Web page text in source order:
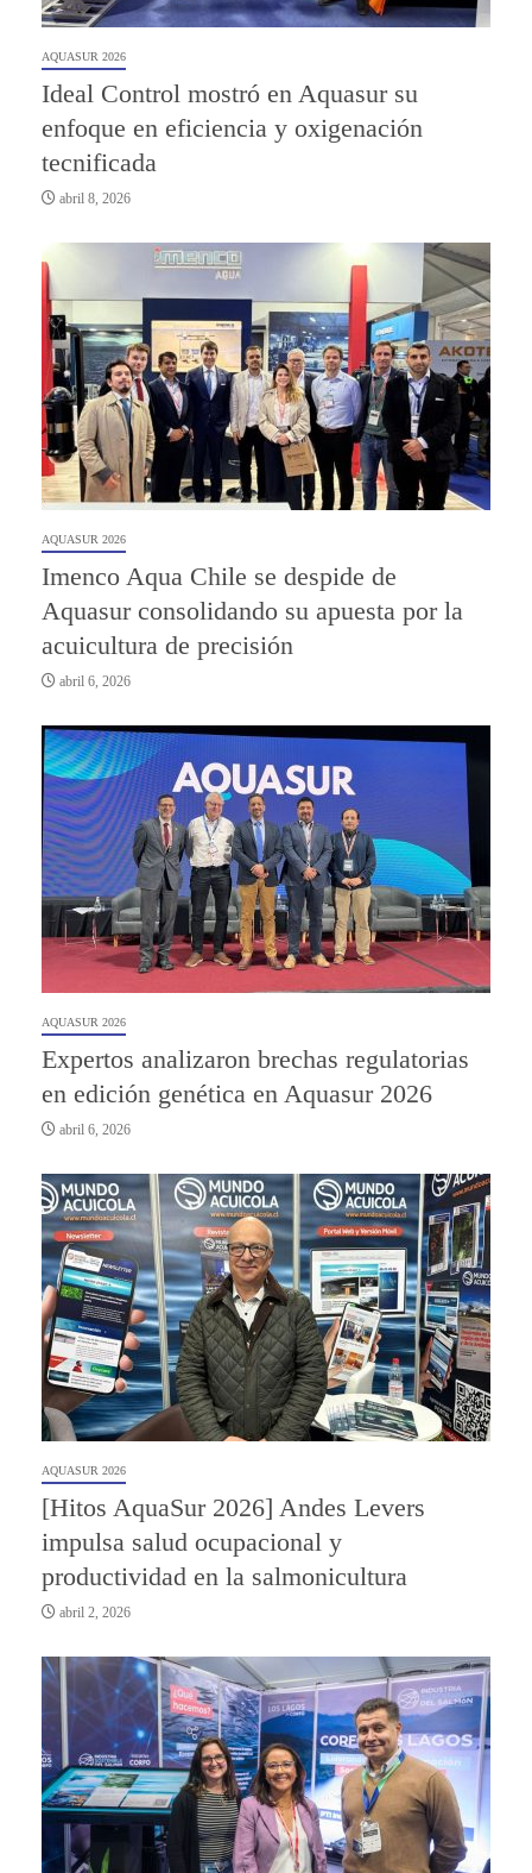
AQUASUR 2026
Ideal Control mostró en Aquasur su
enfoque en eficiencia y oxigenación
tecnificada
abril 8, 2026
AQUASUR 2026
Imenco Aqua Chile se despide de
Aquasur consolidando su apuesta por la
acuicultura de precisión
abril 6, 2026
AQUASUR 2026
Expertos analizaron brechas regulatorias
en edición genética en Aquasur 2026
abril 6, 2026
AQUASUR 2026
[Hitos AquaSur 2026] Andes Levers
impulsa salud ocupacional y
productividad en la salmonicultura
abril 2, 2026